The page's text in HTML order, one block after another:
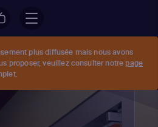
plus diffusée mais nous avons
proposer, veuillez consulter notre page